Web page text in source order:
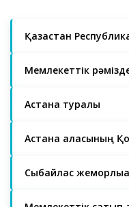
Қазақстан
Мемлекеттік
Астана туралы
Астана қаласының
Сыбайлас